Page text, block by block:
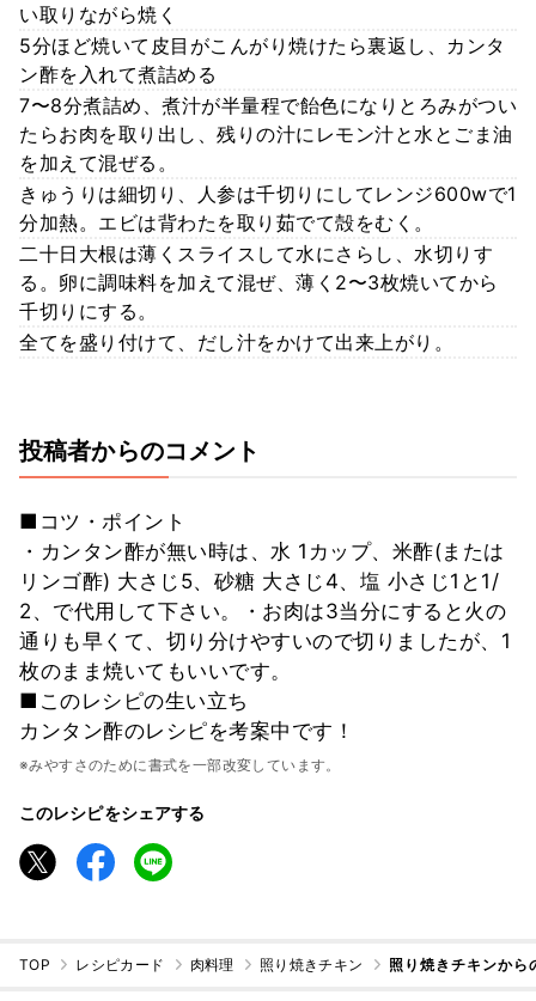
い取りながら焼く
5分ほど焼いて皮目がこんがり焼けたら裏返し、カンタ
ン酢を入れて煮詰める
7〜8分煮詰め、煮汁が半量程で飴色になりとろみがつい
たらお肉を取り出し、残りの汁にレモン汁と水とごま油
を加えて混ぜる。
きゅうりは細切り、人参は千切りにしてレンジ600wで1
分加熱。エビは背わたを取り茹でて殻をむく。
二十日大根は薄くスライスして水にさらし、水切りす
る。卵に調味料を加えて混ぜ、薄く2〜3枚焼いてから
千切りにする。
全てを盛り付けて、だし汁をかけて出来上がり。
投稿者からのコメント
■コツ・ポイント
・カンタン酢が無い時は、水 1カップ、米酢(または
リンゴ酢) 大さじ5、砂糖 大さじ4、塩 小さじ1と1/
2、で代用して下さい。・お肉は3当分にすると火の
通りも早くて、切り分けやすいので切りましたが、1
枚のまま焼いてもいいです。
■このレシピの生い立ち
カンタン酢のレシピを考案中です！
※みやすさのために書式を一部改変しています。
このレシピをシェアする
TOP レシピカード 肉料理 照り焼きチキン 照り焼きチキンか